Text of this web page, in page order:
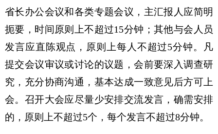
省长办公会议和各类专题会议，主汇报人应简明
扼要，时间原则上不超过15分钟；其他与会人员
发言应直陈观点，原则上每人不超过5分钟。凡
提交会议审议或讨论的议题，会前要深入调查研
究，充分协商沟通，基本达成一致意见后方可上
会。召开大会应尽量少安排交流发言，确需安排
的，原则上不超过5个，每个发言不超过8分钟。